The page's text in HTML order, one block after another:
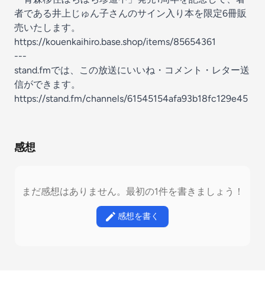
者である井上じゅん子さんのサイン入り本を限定6冊販
売いたします。
https://kouenkaihiro.base.shop/items/85654361
---
stand.fmでは、この放送にいいね・コメント・レター送
信ができます。
https://stand.fm/channels/61545154afa93b18fc129e45
感想
まだ感想はありません。最初の1件を書きましょう！
感想を書く